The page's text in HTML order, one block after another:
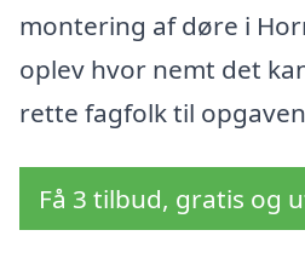
montering af døre i
oplev hvor nemt det
rette fagfolk til
Få 3 tilbud, gratis og